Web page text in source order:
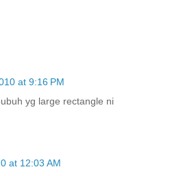
at 9:16 PM
yg large rectangle ni
at 12:03 AM